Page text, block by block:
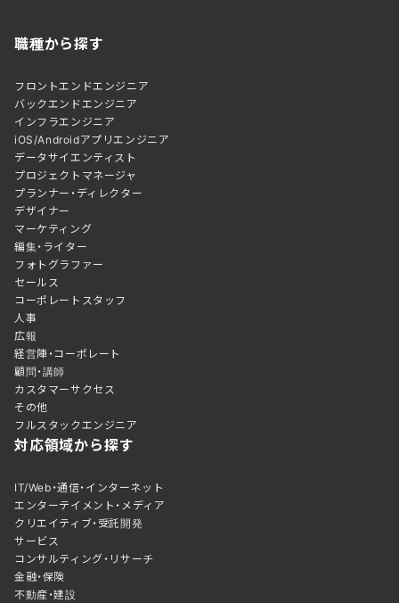
職種から探す
フロントエンドエンジニア
バックエンドエンジニア
インフラエンジニア
iOS/Androidアプリエンジニア
データサイエンティスト
プロジェクトマネージャ
プランナー・ディレクター
デザイナー
マーケティング
編集・ライター
フォトグラファー
セールス
コーポレートスタッフ
人事
広報
経営陣・コーポレート
顧問・講師
カスタマーサクセス
その他
フルスタックエンジニア
対応領域から探す
IT/Web・通信・インターネット
エンターテイメント・メディア
クリエイティブ・受託開発
サービス
コンサルティング・リサーチ
金融・保険
不動産・建設